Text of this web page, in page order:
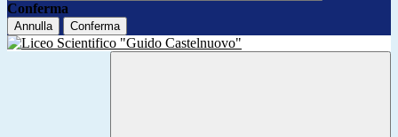
Conferma
Annulla Conferma